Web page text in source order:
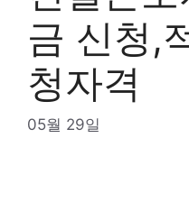
금 신청,
청자격
05월 29일